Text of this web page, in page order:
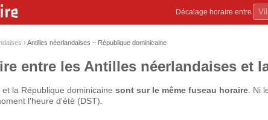
Décalage horaire entre
› Antilles néerlandaises – République dominicaine
entre les Antilles néerlandaises et
la République dominicaine sont sur le même fuseau horaire . Ni
l'heure d'été (DST).